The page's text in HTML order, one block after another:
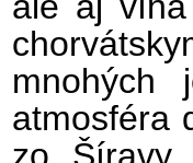
mnohých
atmosféra